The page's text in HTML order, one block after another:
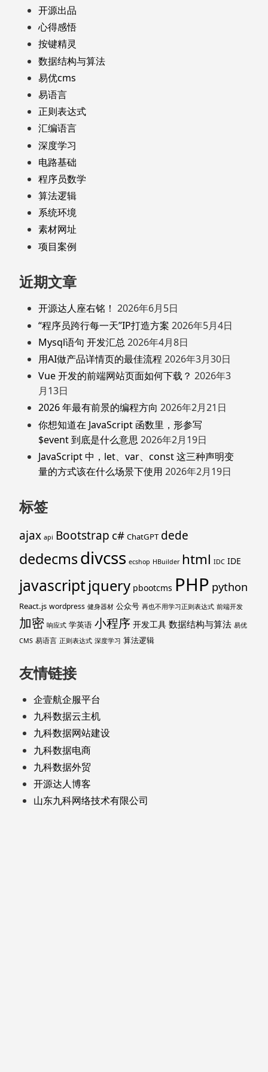
开源出品
心得感悟
按键精灵
数据结构与算法
易优cms
易语言
正则表达式
汇编语言
深度学习
电路基础
程序员数学
算法逻辑
系统环境
素材网址
项目案例
近期文章
开源达人座右铭！ 2026年6月5日
“程序员跨行每一天”IP打造方案 2026年5月4日
Mysql语句 开发汇总 2026年4月8日
用AI做产品详情页的最佳流程 2026年3月30日
Vue 开发的前端网站页面如何下载？ 2026年3
月13日
2026 年最有前景的编程方向 2026年2月21日
你想知道在 JavaScript 函数里，形参写
$event 到底是什么意思 2026年2月19日
JavaScript 中，let、var、const 这三种声明变
量的方式该在什么场景下使用 2026年2月19日
标签
ajax api Bootstrap c# ChatGPT dede
dedecmsdivcss ecshop HBuilder html IDC IDE
javascriptjquery pbootcms PHP python
React.js wordpress 健身器材 公众号 再也不用学习正则表达式 前端开发
加密 响应式 学英语 小程序 开发工具 数据结构与算法 易优
CMS 易语言 正则表达式 深度学习 算法逻辑
友情链接
企壹航企服平台
九科数据云主机
九科数据网站建设
九科数据电商
九科数据外贸
开源达人博客
山东九科网络技术有限公司